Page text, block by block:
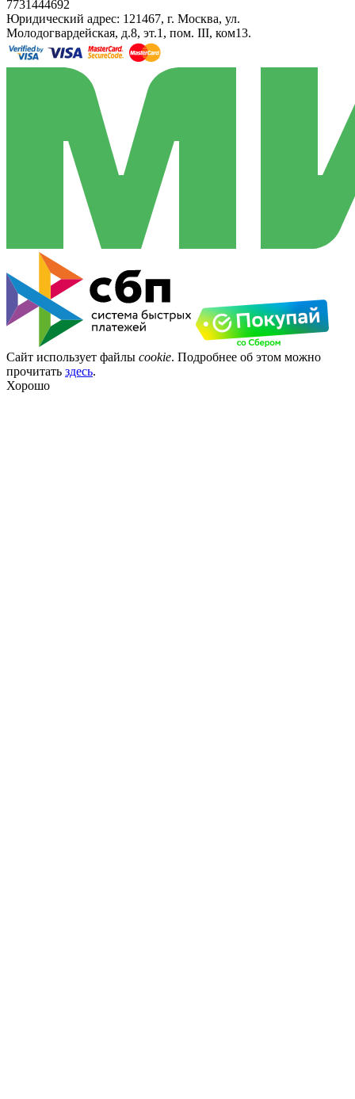
7731444692
Юридический адрес: 121467, г. Москва, ул.
Молодогвардейская, д.8, эт.1, пом. III, ком13.
Сайт использует файлы cookie. Подробнее об этом можно
прочитать здесь.
Хорошо